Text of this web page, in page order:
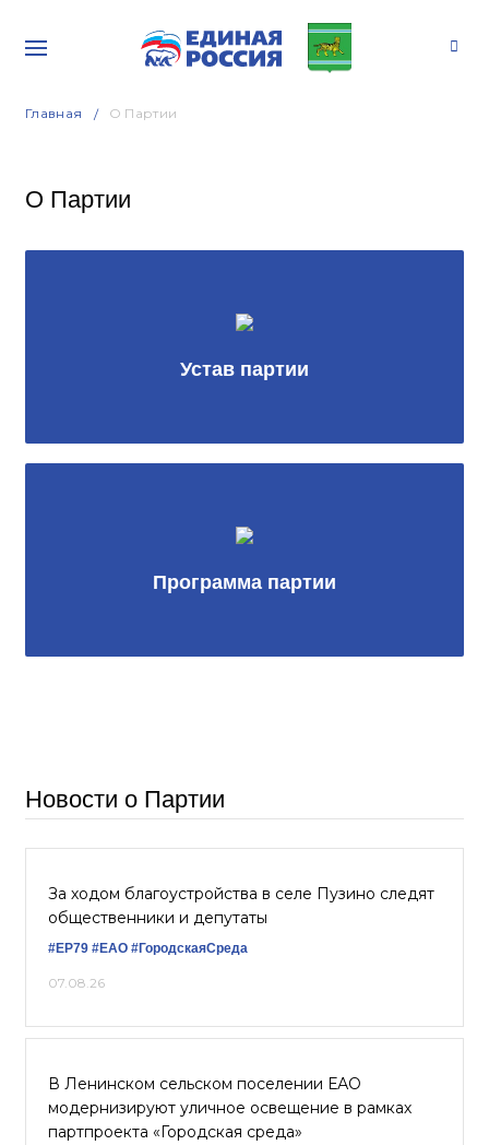
Главная О Партии
О Партии
Устав партии
Программа партии
Новости о Партии
За ходом благоустройства в селе Пузино следят
общественники и депутаты
#ЕР79 #ЕАО #ГородскаяСреда
07.08.26
В Ленинском сельском поселении ЕАО
модернизируют уличное освещение в рамках
партпроекта «Городская среда»